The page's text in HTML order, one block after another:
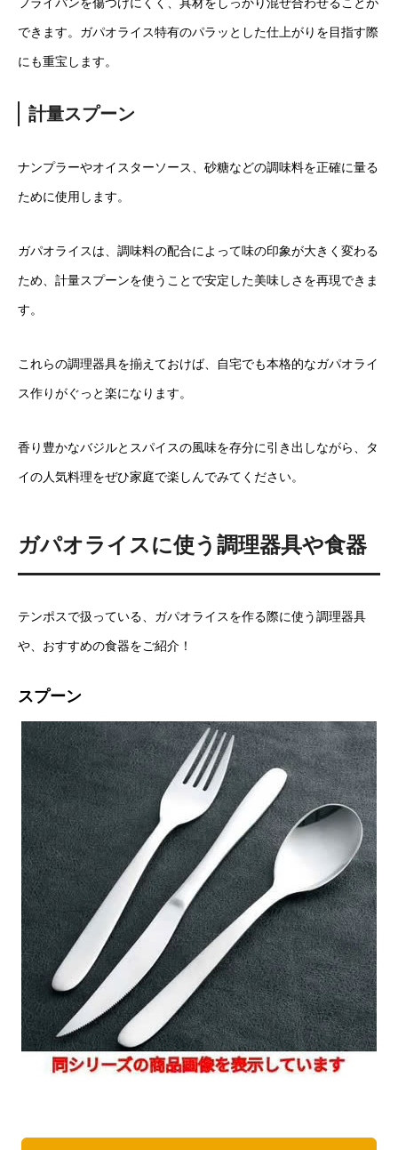
できます。ガパオライス特有のパラッとした仕上がりを目指す際
にも重宝します。
計量スプーン
ナンプラーやオイスターソース、砂糖などの調味料を正確に量る
ために使用します。
ガパオライスは、調味料の配合によって味の印象が大きく変わる
ため、計量スプーンを使うことで安定した美味しさを再現できま
す。
これらの調理器具を揃えておけば、自宅でも本格的なガパオライ
ス作りがぐっと楽になります。
香り豊かなバジルとスパイスの風味を存分に引き出しながら、タ
イの人気料理をぜひ家庭で楽しんでみてください。
ガパオライスに使う調理器具や食器
テンポスで扱っている、ガパオライスを作る際に使う調理器具
や、おすすめの食器をご紹介！
スプーン